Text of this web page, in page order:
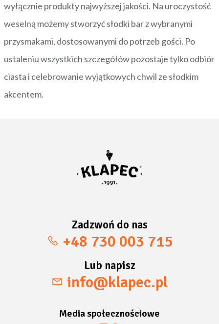
wyłącznie produkty najwyższej jakości. Na uroczystość
weselną możemy stworzyć słodki bar z wybranymi
przysmakami, dostosowanymi do potrzeb gości. Po
ustaleniu wszystkich szczegółów pozostaje tylko odbiór
ciasta i celebrowanie wyjątkowych chwil ze słodkim
akcentem.
Zadzwoń do nas
+48 730 003 715
Lub napisz
info@klapec.pl
Media społecznościowe